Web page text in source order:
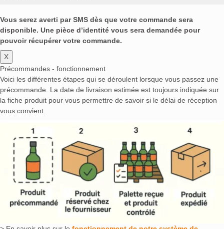
Vous serez averti par SMS dès que votre commande sera
disponible. Une pièce d’identité vous sera demandée pour
pouvoir récupérer votre commande.
X
Précommandes - fonctionnement
Voici les différentes étapes qui se déroulent lorsque vous passez une
précommande. La date de livraison estimée est toujours indiquée sur
la fiche produit pour vous permettre de savoir si le délai de réception
vous convient.